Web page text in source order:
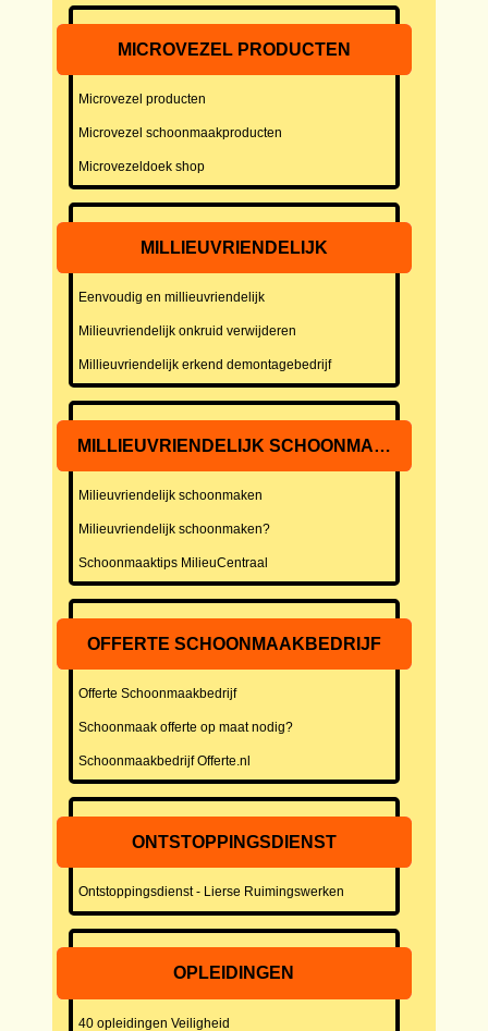
MICROVEZEL PRODUCTEN
Microvezel producten
Microvezel schoonmaakproducten
Microvezeldoek shop
MILLIEUVRIENDELIJK
Eenvoudig en millieuvriendelijk
Milieuvriendelijk onkruid verwijderen
Millieuvriendelijk erkend demontagebedrijf
MILLIEUVRIENDELIJK SCHOONMAKEN
Milieuvriendelijk schoonmaken
Milieuvriendelijk schoonmaken?
Schoonmaaktips MilieuCentraal
OFFERTE SCHOONMAAKBEDRIJF
Offerte Schoonmaakbedrijf
Schoonmaak offerte op maat nodig?
Schoonmaakbedrijf Offerte.nl
ONTSTOPPINGSDIENST
Ontstoppingsdienst - Lierse Ruimingswerken
OPLEIDINGEN
40 opleidingen Veiligheid